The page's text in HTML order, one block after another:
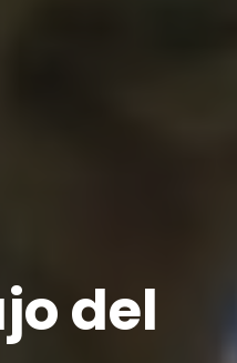
del